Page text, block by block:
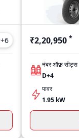
+6 ₹2,20,950 *
नंबर ऑफ़ सीट्स
D+4
पावर
1.95 kW